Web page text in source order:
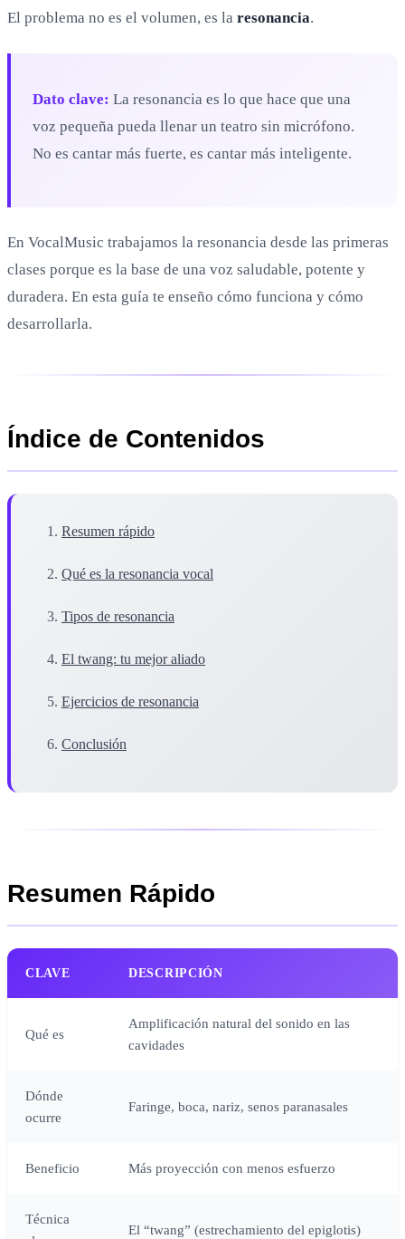
El problema no es el volumen, es la resonancia.
Dato clave: La resonancia es lo que hace que una
voz pequeña pueda llenar un teatro sin micrófono.
No es cantar más fuerte, es cantar más inteligente.
En VocalMusic trabajamos la resonancia desde las primeras
clases porque es la base de una voz saludable, potente y
duradera. En esta guía te enseño cómo funciona y cómo
desarrollarla.
Índice de Contenidos
Resumen rápido
Qué es la resonancia vocal
Tipos de resonancia
El twang: tu mejor aliado
Ejercicios de resonancia
Conclusión
Resumen Rápido
CLAVE DESCRIPCIÓN
Qué es
Amplificación natural del sonido en las
cavidades
Dónde
ocurre
Faringe, boca, nariz, senos paranasales
Beneficio Más proyección con menos esfuerzo
Técnica
El “twang” (estrechamiento del epiglotis)